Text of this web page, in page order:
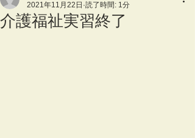
介護福祉実習終了
2021年11月22日 読了時間: 1分